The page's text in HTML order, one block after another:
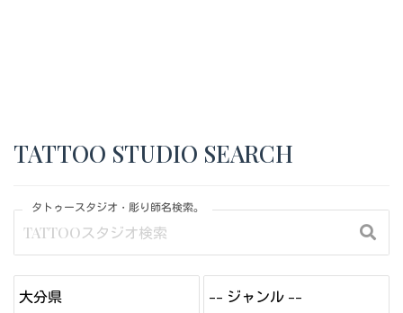
TATTOO STUDIO SEARCH
タトゥースタジオ・彫り師名検索。